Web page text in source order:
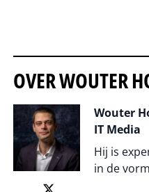
OVER WOUTER
Wouter
IT Media
Hij is
in de